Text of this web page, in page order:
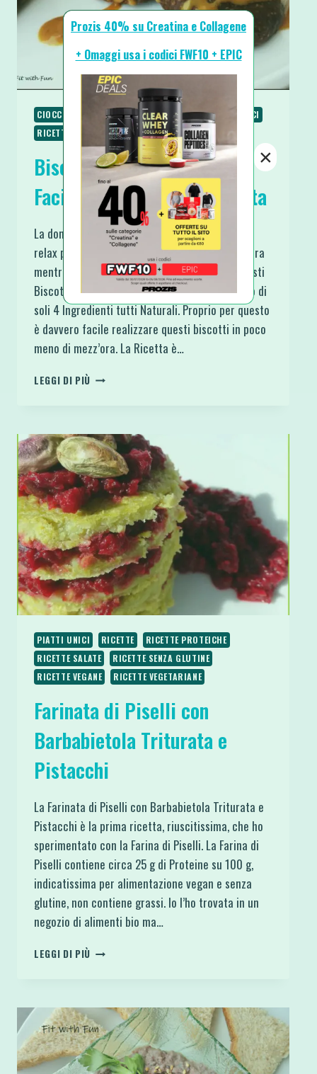
CIOCCOLATO COLAZIONE RICETTE
RICETTE DOLCI
RICETTE VEGANE
RICETTE VEGETARIANE
Biscotti Energetici Super
Facili e Vegan Doppia Ricetta
La domenica pomeriggio è un momento di puro
relax per me e molto spesso di nuove ricette. Ora
mentre scrivo, sto proprio sgranocchiando questi
Biscotti. La ricetta base si ottiene con l’utilizzo di
soli 4 Ingredienti tutti Naturali. Proprio per questo
è davvero facile realizzare questi biscotti in poco
meno di mezz’ora. La Ricetta è…
LEGGI DI PIÙ BISCOTTI
E
VEGAN
DOPPIA
RICETTA
PIATTI UNICI RICETTE
RICETTE PROTEICHE
RICETTE SALATE
RICETTE SENZA GLUTINE
RICETTE VEGANE
RICETTE VEGETARIANE
Farinata di Piselli con
Barbabietola Triturata e
Pistacchi
La Farinata di Piselli con Barbabietola Triturata e
Pistacchi è la prima ricetta, riuscitissima, che ho
sperimentato con la Farina di Piselli. La Farina di
Piselli contiene circa 25 g di Proteine su 100 g,
indicatissima per alimentazione vegan e senza
glutine, non contiene grassi. Io l’ho trovata in un
negozio di alimenti bio ma…
LEGGI DI PIÙ FARINATA
BARBABIETOLA
TRITURATA
E
PISTACCHI
Prozis 40% su Creatina e Collagene
+ Omaggi usa i codici FWF10 + EPIC
×